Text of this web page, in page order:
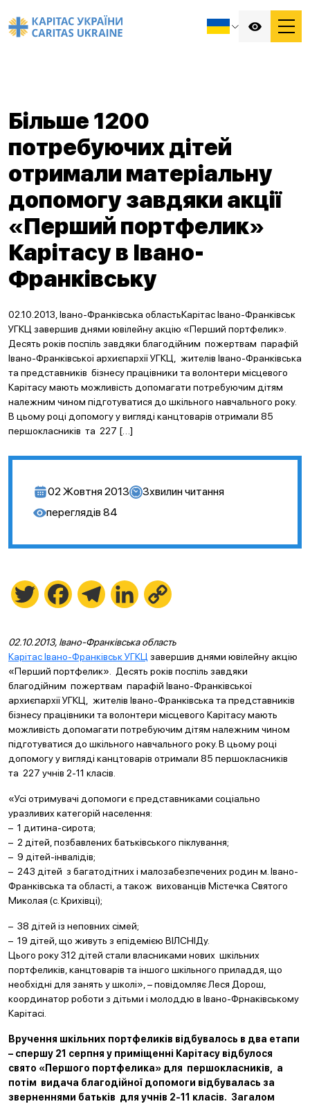
Більше 1200
потребуючих дітей
отримали матеріальну
допомогу завдяки акції
«Перший портфелик»
Карітасу в Івано-
Франківську
02.10.2013, Івано-Франківська областьКарітас Івано-Франківськ
УГКЦ завершив днями ювілейну акцію «Перший портфелик».
Десять років поспіль завдяки благодійним пожертвам парафій
Івано-Франківської архиєпархії УГКЦ, жителів Івано-Франківська
та представників бізнесу працівники та волонтери місцевого
Карітасу мають можливість допомагати потребуючим дітям
належним чином підготуватися до шкільного навчального року.
В цьому році допомогу у вигляді канцтоварів отримали 85
першокласників та 227 […]
02 Жовтня 2013 3хвилин читання
переглядів 84
Twitter FacebookTelegramLinkedIn
02.10.2013, Івано-Франківська область
Карітас Івано-Франківськ УГКЦ завершив днями ювілейну акцію
«Перший портфелик». Десять років поспіль завдяки
благодійним пожертвам парафій Івано-Франківської
архиєпархії УГКЦ, жителів Івано-Франківська та представників
бізнесу працівники та волонтери місцевого Карітасу мають
можливість допомагати потребуючим дітям належним чином
підготуватися до шкільного навчального року. В цьому році
допомогу у вигляді канцтоварів отримали 85 першокласників
та 227 учнів 2-11 класів.
«Усі отримувачі допомоги є представниками соціально
уразливих категорій населення:
– 1 дитина-сирота;
– 2 дітей, позбавлених батьківського піклування;
– 9 дітей-інвалідів;
– 243 дітей з багатодітних і малозабезпечених родин м. Івано-
Франківська та області, а також вихованців Містечка Святого
Миколая (с. Крихівці);
– 38 дітей із неповних сімей;
– 19 дітей, що живуть з епідемією ВІЛСНІДу.
Цього року 312 дітей стали власниками нових шкільних
портфеликів, канцтоварів та іншого шкільного приладдя, що
необхідні для занять у школі», – повідомляє Леся Дорош,
координатор роботи з дітьми і молоддю в Івано-Фрнаківському
Карітасі.
Вручення шкільних портфеликів відбувалось в два етапи
– спершу 21 серпня у приміщенні Карітасу відбулося
свято «Першого портфелика» для першокласників, а
потім видача благодійної допомоги відбувалась за
зверненнями батьків для учнів 2-11 класів. Загалом